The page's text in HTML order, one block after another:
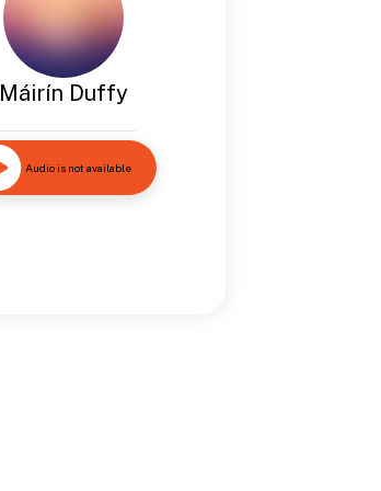
Máirín Duffy
Audio is not available